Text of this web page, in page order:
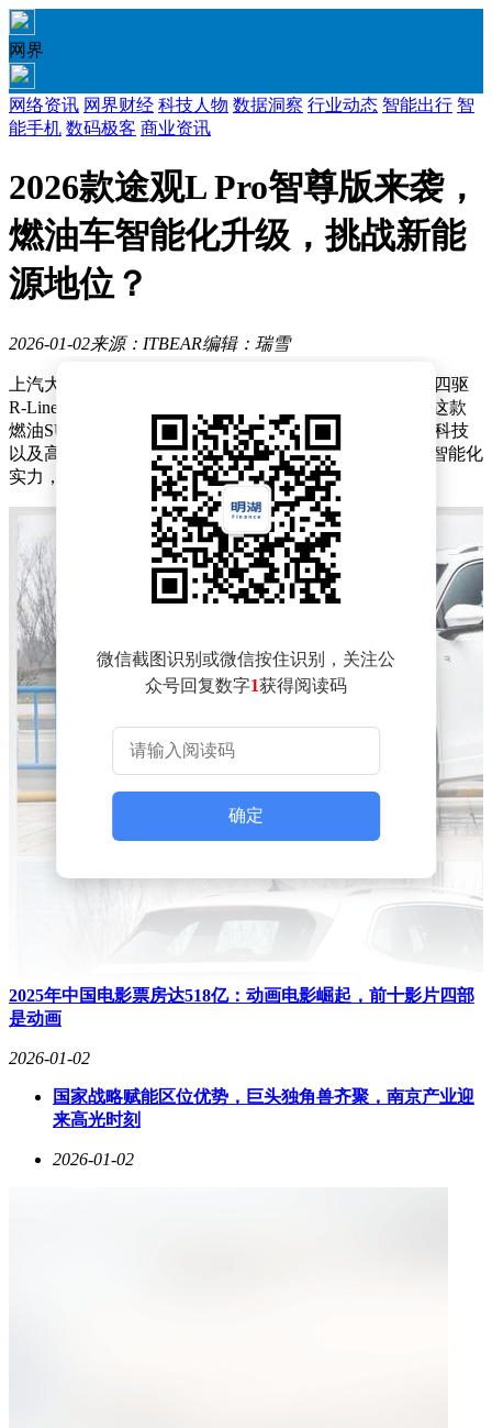
网界
网络资讯 网界财经 科技人物 数据洞察 行业动态 智能出行 智
能手机 数码极客 商业资讯
2026款途观L Pro智尊版来袭，
燃油车智能化升级，挑战新能
源地位？
2026-01-02来源：ITBEAR编辑：瑞雪
上汽大众近日推出2026款途观L Pro，其中顶配的380TSI四驱
R-Line智尊版以26.68万元的官方指导价引发市场关注。这款
燃油SUV通过搭载IQ.Pilot增强驾驶辅助系统、三屏交互科技
以及高通8155芯片等配置，展现出向新能源车型看齐的智能化
实力，试图打破“智能驾驶仅属电动车”的行业认知。
微信截图识别或微信按住识别，关注公
众号回复数字1获得阅读码
确定
2025年中国电影票房达518亿：动画电影崛起，前十影片四部
是动画
2026-01-02
国家战略赋能区位优势，巨头独角兽齐聚，南京产业迎
来高光时刻
2026-01-02